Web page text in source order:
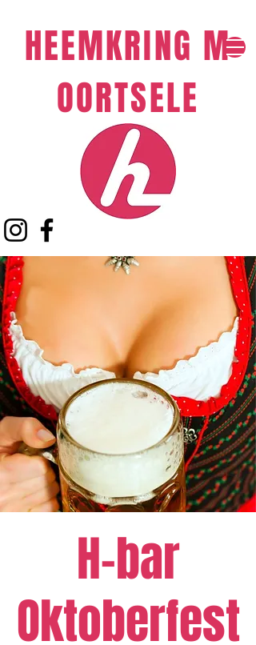
HEEMKRING M
OORTSELE​
H-bar
Oktoberfest